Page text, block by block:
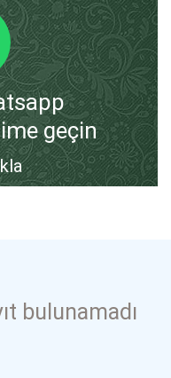
geçin
bulunamadı